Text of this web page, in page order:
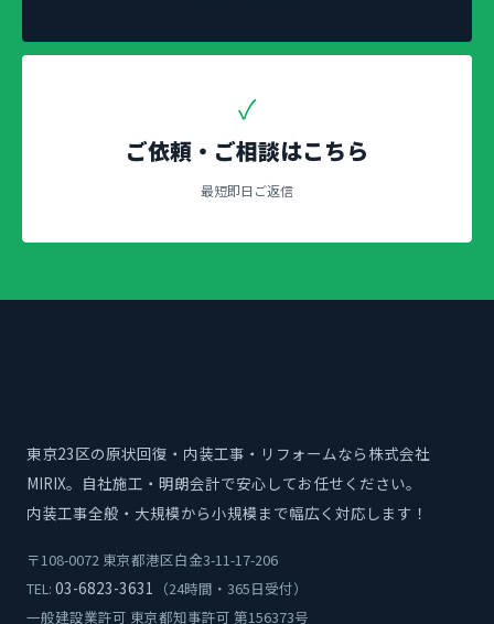
✓
ご依頼・ご相談はこちら
最短即日ご返信
東京23区の原状回復・内装工事・リフォームなら株式会社
MIRIX。自社施工・明朗会計で安心してお任せください。
内装工事全般・大規模から小規模まで幅広く対応します！
〒108-0072 東京都港区白金3-11-17-206
TEL: 03-6823-3631
（24時間・365日受付）
一般建設業許可 東京都知事許可 第156373号